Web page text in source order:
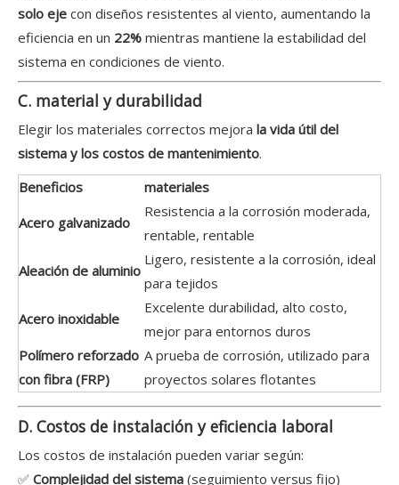
solo eje con diseños resistentes al viento, aumentando la
eficiencia en un 22% mientras mantiene la estabilidad del
sistema en condiciones de viento.
C. material y durabilidad
Elegir los materiales correctos mejora la vida útil del
sistema y los costos de mantenimiento.
Beneficios
materiales
Acero galvanizado
Resistencia a la corrosión moderada,
rentable, rentable
Aleación de aluminio
Ligero, resistente a la corrosión, ideal
para tejidos
Acero inoxidable
Excelente durabilidad, alto costo,
mejor para entornos duros
Polímero reforzado
con fibra (FRP)
A prueba de corrosión, utilizado para
proyectos solares flotantes
D. Costos de instalación y eficiencia laboral
Los costos de instalación pueden variar según:
✅ Complejidad del sistema (seguimiento versus fijo)